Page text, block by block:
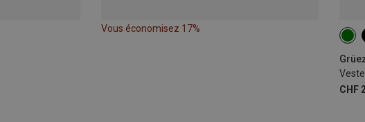
Vous économisez 17%
CHF
S